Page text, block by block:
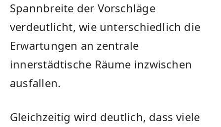
Spannbreite der Vorschläge
verdeutlicht, wie unterschiedlich die
Erwartungen an zentrale
innerstädtische Räume inzwischen
ausfallen.
Gleichzeitig wird deutlich, dass viele